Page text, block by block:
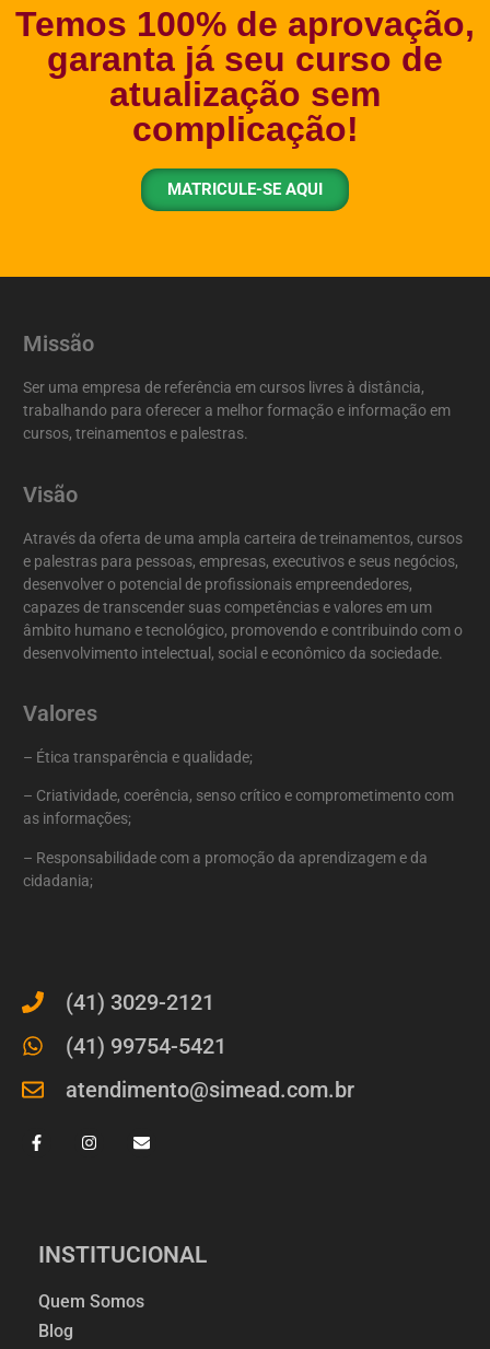
Temos 100% de aprovação,
garanta já seu curso de
atualização sem
complicação!
MATRICULE-SE AQUI
INSTITUCIONAL
Quem Somos
Blog
(41) 3029-2121
(41) 99754-5421
atendimento@simead.com.br
Missão
Ser uma empresa de referência em cursos livres à distância,
trabalhando para oferecer a melhor formação e informação em
cursos, treinamentos e palestras.
Visão
Através da oferta de uma ampla carteira de treinamentos, cursos
e palestras para pessoas, empresas, executivos e seus negócios,
desenvolver o potencial de profissionais empreendedores,
capazes de transcender suas competências e valores em um
âmbito humano e tecnológico, promovendo e contribuindo com o
desenvolvimento intelectual, social e econômico da sociedade.
Valores
– Ética transparência e qualidade;
– Criatividade, coerência, senso crítico e comprometimento com
as informações;
– Responsabilidade com a promoção da aprendizagem e da
cidadania;